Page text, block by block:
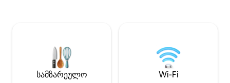
Bayside და Miami Worldcenter.
გაითვალისწინეთ: საყოველთაოდ
სავალდებულოა კურორტის
გადასახადის გადახდა
უინვუდი — 12 წთ
რაიონი — 12 წთ
7
სტუმრები
სამზარეულო Wi-Fi